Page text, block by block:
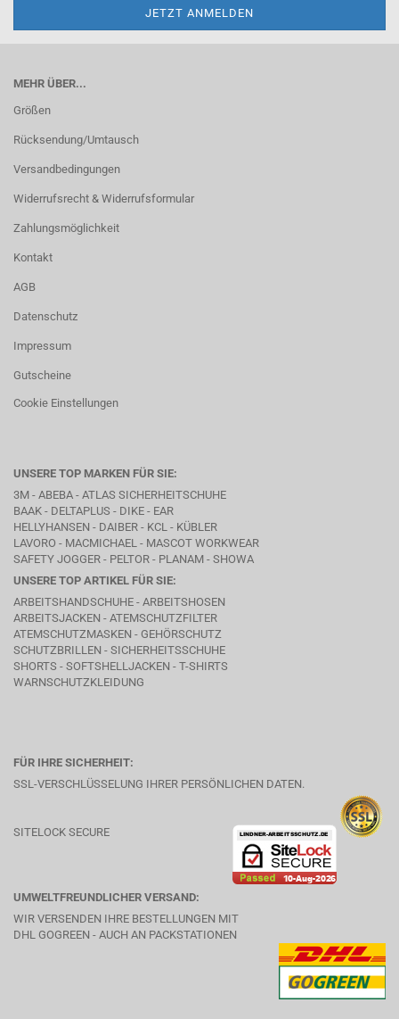
MEHR ÜBER...
Größen
Rücksendung/Umtausch
Versandbedingungen
Widerrufsrecht & Widerrufsformular
Zahlungsmöglichkeit
Kontakt
AGB
Datenschutz
Impressum
Gutscheine
Cookie Einstellungen
UNSERE TOP MARKEN FÜR SIE:
3M - ABEBA - ATLAS SICHERHEITSCHUHE
BAAK - DELTAPLUS - DIKE - EAR
HELLYHANSEN - DAIBER - KCL - KÜBLER
LAVORO - MACMICHAEL - MASCOT WORKWEAR
SAFETY JOGGER - PELTOR - PLANAM - SHOWA
UNSERE TOP ARTIKEL FÜR SIE:
ARBEITSHANDSCHUHE - ARBEITSHOSEN
ARBEITSJACKEN - ATEMSCHUTZFILTER
ATEMSCHUTZMASKEN - GEHÖRSCHUTZ
SCHUTZBRILLEN - SICHERHEITSSCHUHE
SHORTS - SOFTSHELLJACKEN - T-SHIRTS
WARNSCHUTZKLEIDUNG
FÜR IHRE SICHERHEIT:
SSL-VERSCHLÜSSELUNG IHRER PERSÖNLICHEN DATEN.
SITELOCK SECURE
UMWELTFREUNDLICHER VERSAND:
WIR VERSENDEN IHRE BESTELLUNGEN MIT
DHL GOGREEN - AUCH AN PACKSTATIONEN